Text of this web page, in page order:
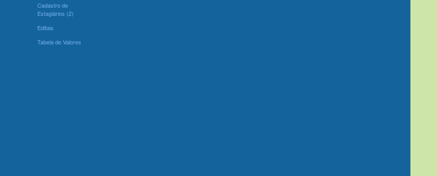
Cadastro de
Estagiários (2)
Editais
Tabela de Valores